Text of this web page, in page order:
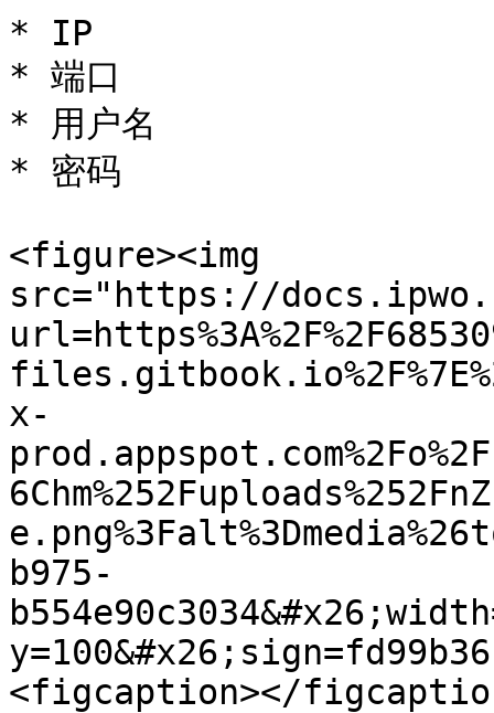
* IP
* 端口
* 用户名
* 密码
<figure><img
src="https://
x-
b975-
<figcaption></